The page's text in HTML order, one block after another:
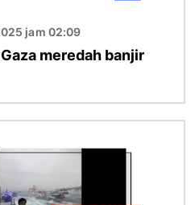
jam 02:09
meredah banjir